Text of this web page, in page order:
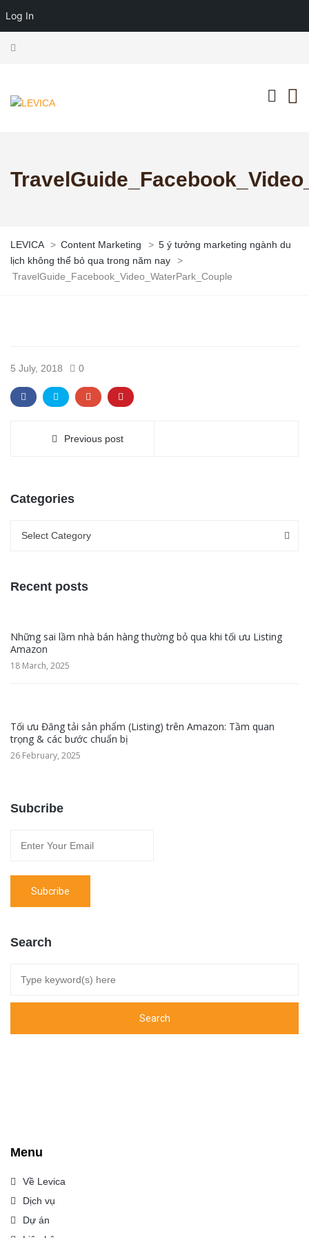
LEVICA > Content Marketing > 5 ý tưởng marketing ngành du
lịch không thể bỏ qua trong năm nay
>
TravelGuide_Facebook_Video_WaterPark_Couple
5 July, 2018 0
Previous post
Categories
Select Category
Recent posts
Những sai lầm nhà bán hàng thường bỏ qua khi tối ưu Listing
Amazon
18 March, 2025
Tối ưu Đăng tải sản phẩm (Listing) trên Amazon: Tầm quan
trọng & các bước chuẩn bị
26 February, 2025
Subcribe
Search
Menu
Về Levica
Dịch vụ
Dự án
Log In